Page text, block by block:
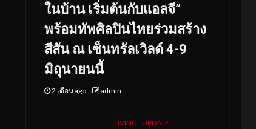
ในบ้าน เริ่มต้นกับแอลจี”
พร้อมทัพศิลปินไทยร่วมสร้าง
สีสัน ณ เซ็นทรัลเวิลด์ 4-9
มิถุนายนนี้
2 เดือน ago admin
LIVING UPDATE